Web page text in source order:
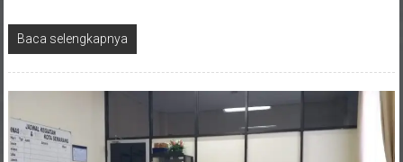
Baca selengkapnya